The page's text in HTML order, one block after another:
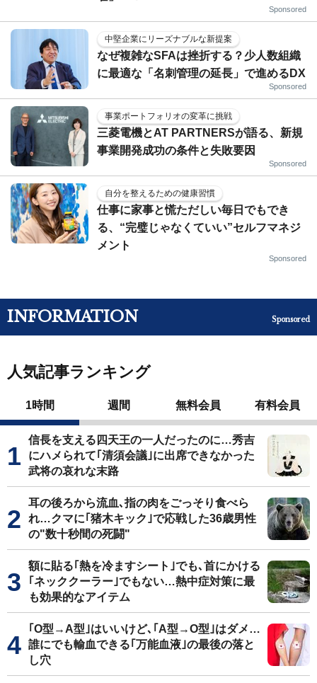
Sponsored
中堅企業にリーズナブルな新提案
なぜ複雑なSFAは挫折する？少人数組織
に最適な「名刺管理の延長」で進めるDX
Sponsored
事業ポートフォリオの変革に挑戦
三菱電機とAT PARTNERSが語る、新規
事業開発成功の条件と失敗要因
Sponsored
自分を整えるための健康習慣
仕事に家事と慌ただしい毎日でもでき
る、“完璧じゃなくていい”セルフマネジ
メント
Sponsored
INFORMATION Sponsored
人気記事ランキング
1時間 週間 無料会員 有料会員
信長を支える四天王の一人だったのに…秀吉
にハメられて｢清須会議｣に出席できなかった
武将の哀れな末路
耳の後ろから流血､指の肉をごっそり食べら
れ…クマに｢猪木キック｣で応戦した36歳男性
の"数十秒間の死闘"
額に貼る｢熱を冷ますシート｣でも､首にかける
｢ネッククーラー｣でもない…熱中症対策に最
も効果的なアイテム
｢O型→A型｣はいいけど､｢A型→O型｣はダメ…
誰にでも輸血できる｢万能血液｣の最後の落と
し穴